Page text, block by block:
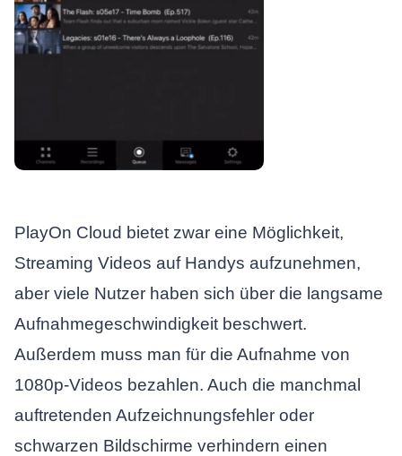
PlayOn Cloud bietet zwar eine Möglichkeit,
Streaming Videos auf Handys aufzunehmen,
aber viele Nutzer haben sich über die langsame
Aufnahmegeschwindigkeit beschwert.
Außerdem muss man für die Aufnahme von
1080p-Videos bezahlen. Auch die manchmal
auftretenden Aufzeichnungsfehler oder
schwarzen Bildschirme verhindern einen